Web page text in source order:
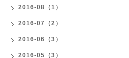
2016-08（1）
2016-07（2）
2016-06（3）
2016-05（3）